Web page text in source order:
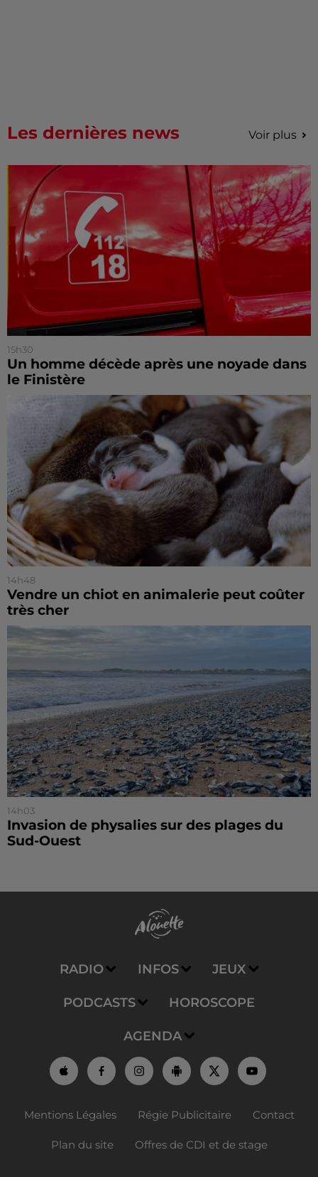
Les dernières news Voir plus
15h30
Un homme décède après une noyade dans
le Finistère
14h48
Vendre un chiot en animalerie peut coûter
très cher
14h03
Invasion de physalies sur des plages du
Sud-Ouest
RADIO INFOS JEUX
PODCASTS HOROSCOPE
AGENDA
Mentions Légales Régie Publicitaire Contact
Plan du site Offres de CDI et de stage